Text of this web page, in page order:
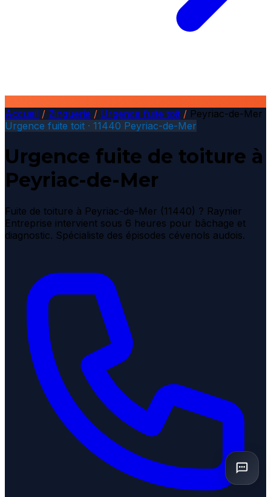
Accueil / Zinguerie / Urgence fuite toit / Peyriac-de-Mer
Urgence fuite toit · 11440 Peyriac-de-Mer
Urgence fuite de toiture à
Peyriac-de-Mer
Fuite de toiture à Peyriac-de-Mer (11440) ? Raynier
Entreprise intervient sous 6 heures pour bâchage et
diagnostic. Spécialiste des épisodes cévenols audois.